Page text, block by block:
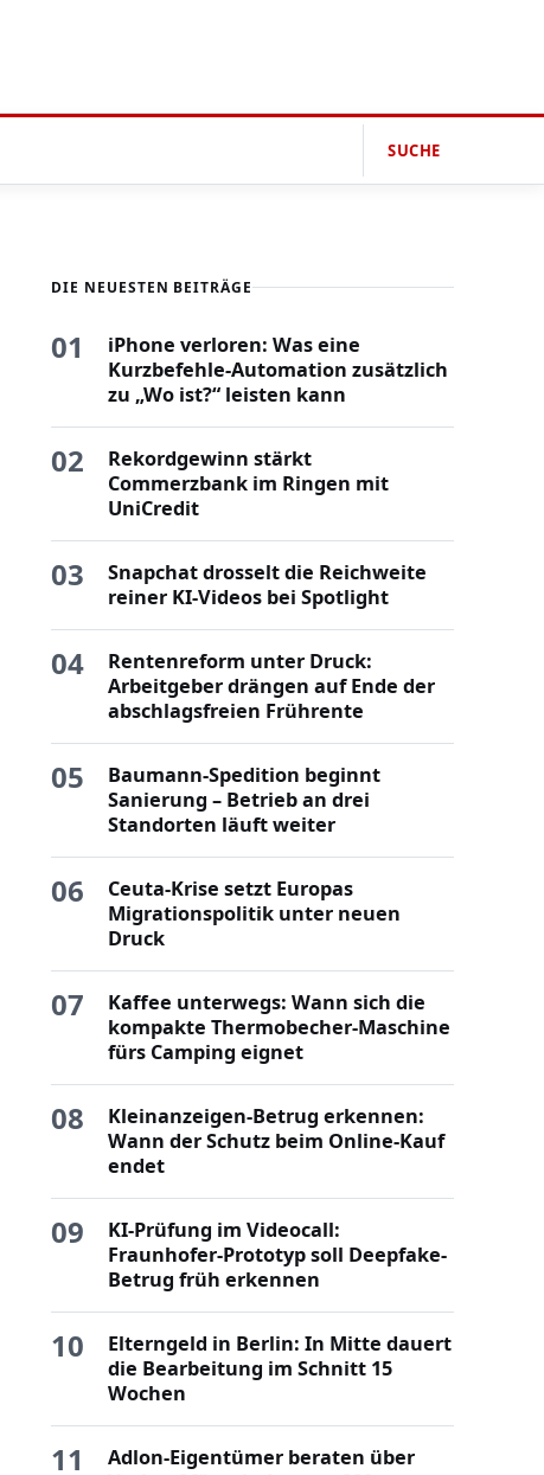
SUCHE
DIE NEUESTEN BEITRÄGE
01
iPhone verloren: Was eine
Kurzbefehle-Automation zusätzlich
zu „Wo ist?“ leisten kann
02
Rekordgewinn stärkt
Commerzbank im Ringen mit
UniCredit
03
Snapchat drosselt die Reichweite
reiner KI-Videos bei Spotlight
04
Rentenreform unter Druck:
Arbeitgeber drängen auf Ende der
abschlagsfreien Frührente
05
Baumann-Spedition beginnt
Sanierung – Betrieb an drei
Standorten läuft weiter
06
Ceuta-Krise setzt Europas
Migrationspolitik unter neuen
Druck
07
Kaffee unterwegs: Wann sich die
kompakte Thermobecher-Maschine
fürs Camping eignet
08
Kleinanzeigen-Betrug erkennen:
Wann der Schutz beim Online-Kauf
endet
09
KI-Prüfung im Videocall:
Fraunhofer-Prototyp soll Deepfake-
Betrug früh erkennen
10
Elterngeld in Berlin: In Mitte dauert
die Bearbeitung im Schnitt 15
Wochen
11
Adlon-Eigentümer beraten über